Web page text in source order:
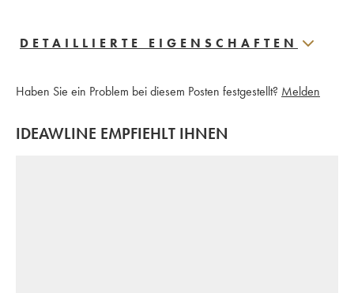
DETAILLIERTE EIGENSCHAFTEN
Haben Sie ein Problem bei diesem Posten festgestellt? Melden
IDEAWLINE EMPFIEHLT IHNEN